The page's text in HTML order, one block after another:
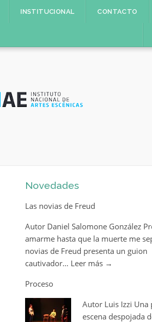
INSTITUCIONAL CONTACTO
Novedades
Las novias de Freud
Autor Daniel Salomone González
amarme hasta que la muerte me
novias de Freud presenta un guion
cautivador… Leer más →
Proceso
Autor Luis Izzi Una
escena despojada